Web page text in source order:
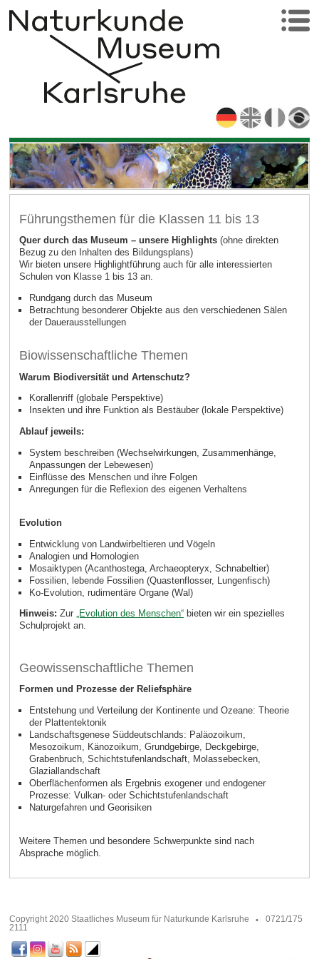
Führungsthemen für die Klassen 11 bis 13
Quer durch das Museum – unsere Highlights (ohne direkten
Bezug zu den Inhalten des Bildungsplans)
Wir bieten unsere Highlightführung auch für alle interessierten
Schulen von Klasse 1 bis 13 an.
Rundgang durch das Museum
Betrachtung besonderer Objekte aus den verschiedenen Sälen
der Dauerausstellungen
Biowissenschaftliche Themen
Warum Biodiversität und Artenschutz?
Korallenriff (globale Perspektive)
Insekten und ihre Funktion als Bestäuber (lokale Perspektive)
Ablauf jeweils:
System beschreiben (Wechselwirkungen, Zusammenhänge,
Anpassungen der Lebewesen)
Einflüsse des Menschen und ihre Folgen
Anregungen für die Reflexion des eigenen Verhaltens
Evolution
Entwicklung von Landwirbeltieren und Vögeln
Analogien und Homologien
Mosaiktypen (Acanthostega, Archaeopteryx, Schnabeltier)
Fossilien, lebende Fossilien (Quastenflosser, Lungenfisch)
Ko-Evolution, rudimentäre Organe (Wal)
Hinweis: Zur „Evolution des Menschen“bieten wir ein spezielles
Schulprojekt an.
Geowissenschaftliche Themen
Formen und Prozesse der Reliefsphäre
Entstehung und Verteilung der Kontinente und Ozeane: Theorie
der Plattentektonik
Landschaftsgenese Süddeutschlands: Paläozoikum,
Mesozoikum, Känozoikum, Grundgebirge, Deckgebirge,
Grabenbruch, Schichtstufenlandschaft, Molassebecken,
Glaziallandschaft
Oberflächenformen als Ergebnis exogener und endogener
Prozesse: Vulkan- oder Schichtstufenlandschaft
Naturgefahren und Georisiken
Weitere Themen und besondere Schwerpunkte sind nach
Absprache möglich.
Copyright 2020 Staatliches Museum für Naturkunde Karlsruhe
0721/175
2111